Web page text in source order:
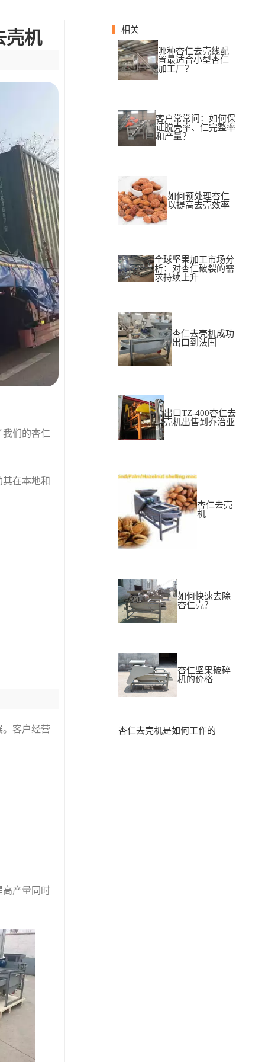
壳机
我们的杏仁
在本地和
客户经营
高产量同时
相关
哪种杏仁去壳线配
置最适合小型杏仁
加工厂？
客户常常问：如何保
证脱壳率、仁完整率
和产量？
如何预处理杏仁
以提高去壳效率
全球坚果加工市场分
析：对杏仁破裂的需
求持续上升
杏仁去壳机成功
出口到法国
出口TZ-400杏仁去
壳机出售到乔治亚
杏仁去壳
机
如何快速去除
杏仁壳？
杏仁坚果破碎
机的价格
杏仁去壳机是如何工作的